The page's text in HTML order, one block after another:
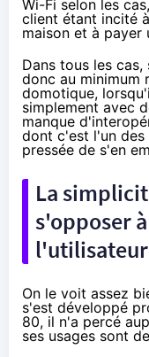
Wi-Fi selon les
client étant incité
maison et à payer
Dans tous les
donc au minimum
domotique,
simplement avec
manque
dont c'est l'un des
pressée de s'en
La
s'opposer
l'utilisateur
On le voit assez
s'est développé
80, il n'a percé
ses usages sont